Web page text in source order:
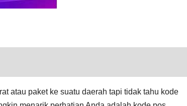
atau paket ke suatu daerah tapi tidak tahu kode